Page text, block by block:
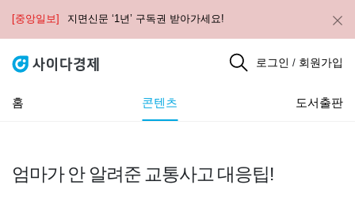
[중앙일보] 지면신문 ‘1년’ 구독권 받아가세요!
로그인 / 회원가입
홈 콘텐츠 도서출판
엄마가 안 알려준 교통사고 대응팁!